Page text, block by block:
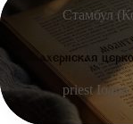
Стамбул
Влахернская
priest Ioann